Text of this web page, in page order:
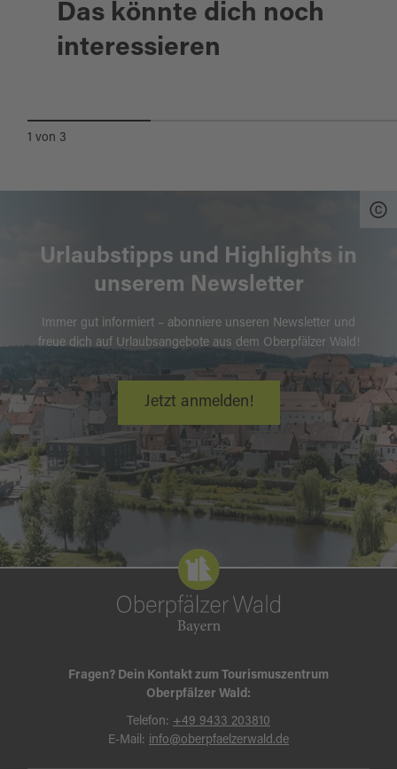
Das könnte dich noch
interessieren
1 von 3
Urlaubstipps und Highlights in
unserem Newsletter
Immer gut informiert – abonniere unseren Newsletter und
freue dich auf Urlaubsangebote aus dem Oberpfälzer Wald!
Jetzt anmelden!
Fragen? Dein Kontakt zum Tourismuszentrum
Oberpfälzer Wald:
Telefon: +49 9433 203810
E-Mail: info@oberpfaelzerwald.de